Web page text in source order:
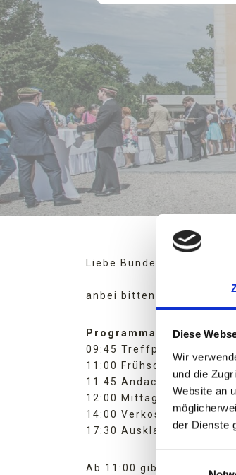
Diese
Wir
und die
Website an
der Dienste
Liebe Bundes- und
anbei bitten wir um
Programmablauf:
09:45 Treffpunkt Linzer
11:00 Frühschoppen
11:45 Andacht mit Abt
12:00 Mittagessen
14:00 Verkostung von
17:30 Ausklang
Ab 11:00 gibt es beim